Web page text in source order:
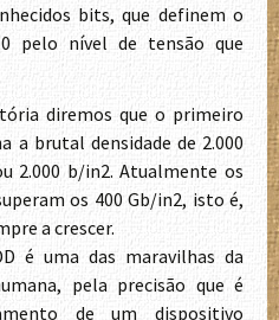
bits, que definem o
pelo nível de tensão que
diremos que o primeiro
a brutal densidade de 2.000
2.000 b/in2. Atualmente os
os 400 Gb/in2, isto é,
a crescer.
é uma das maravilhas da
pela precisão que é
de um dispositivo